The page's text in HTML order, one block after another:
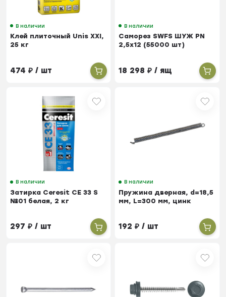
В наличии
Клей плиточный Unis ХХI,
25 кг
474₽ / шт
В наличии
Саморез SWFS ШУЖ PN
2,5х12 (55000 шт)
18 298₽ / ящ
В наличии
Затирка Ceresit CE 33 S
№01 белая, 2 кг
297₽ / шт
В наличии
Пружина дверная, d=18,5
мм, L=300 мм, цинк
192₽ / шт